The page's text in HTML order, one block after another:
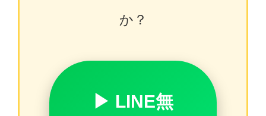
か？
▶ LINE無